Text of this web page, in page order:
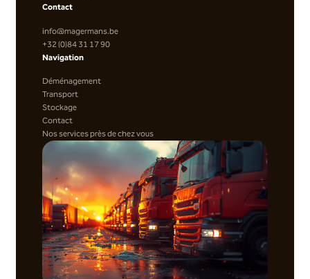
Contact
info@magermans.be
+32 (0)84 31 17 90
Navigation
Déménagement
Transport
Stockage
Contact
Nos services près de chez vous